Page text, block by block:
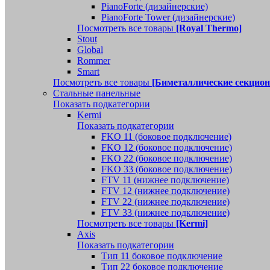
PianoForte (дизайнерские)
PianoForte Tower (дизайнерские)
Посмотреть все товары [Royal Thermo]
Stout
Global
Rommer
Smart
Посмотреть все товары [Биметаллические
Стальные панельные
Показать подкатегории
Kermi
Показать подкатегории
FKO 11 (боковое подключение)
FKO 12 (боковое подключение)
FKO 22 (боковое подключение)
FKO 33 (боковое подключение)
FTV 11 (нижнее подключение)
FTV 12 (нижнее подключение)
FTV 22 (нижнее подключение)
FTV 33 (нижнее подключение)
Посмотреть все товары [Kermi]
Axis
Показать подкатегории
Тип 11 боковое подключение
Тип 22 боковое подключение